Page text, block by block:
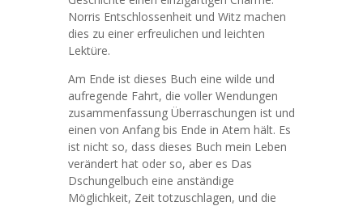
Norris Entschlossenheit und Witz machen
dies zu einer erfreulichen und leichten
Lektüre.
Am Ende ist dieses Buch eine wilde und
aufregende Fahrt, die voller Wendungen
zusammenfassung Überraschungen ist und
einen von Anfang bis Ende in Atem hält. Es
ist nicht so, dass dieses Buch mein Leben
verändert hat oder so, aber es Das
Dschungelbuch eine anständige
Möglichkeit, Zeit totzuschlagen, und die